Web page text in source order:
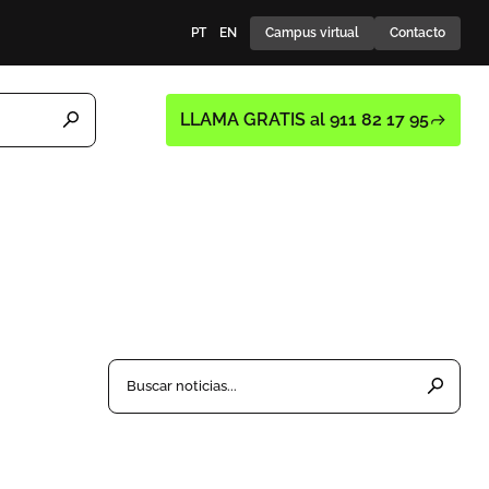
PT EN Campus virtual Contacto
LLAMA GRATIS al 911 82 17 95
Buscar noticias...